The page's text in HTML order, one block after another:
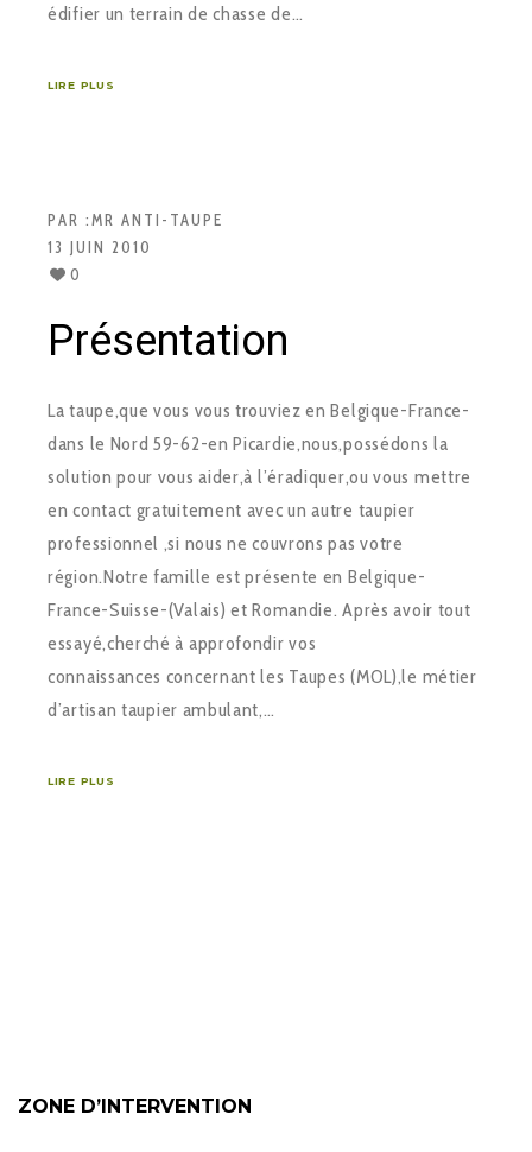
édifier un terrain de chasse de…
LIRE PLUS
PAR :MR ANTI-TAUPE
13 JUIN 2010
0
Présentation
La taupe,que vous vous trouviez en Belgique-France-
dans le Nord 59-62-en Picardie,nous,possédons la
solution pour vous aider,à l’éradiquer,ou vous mettre
en contact gratuitement avec un autre taupier
professionnel ,si nous ne couvrons pas votre
région.Notre famille est présente en Belgique-
France-Suisse-(Valais) et Romandie. Après avoir tout
essayé,cherché à approfondir vos
connaissances concernant les Taupes (MOL),le métier
d’artisan taupier ambulant,…
LIRE PLUS
ZONE D’INTERVENTION